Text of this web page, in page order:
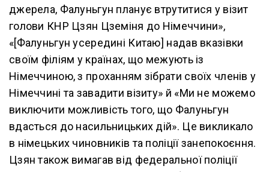
джерела, Фалуньгун планує втрутитися у візит
голови КНР Цзян Цземіня до Німеччини»,
«[Фалуньгун усередині Китаю] надав вказівки
своїм філіям у країнах, що межують із
Німеччиною, з проханням зібрати своїх членів у
Німеччині та завадити візиту» й «Ми не можемо
виключити можливість того, що Фалуньгун
вдасться до насильницьких дій». Це викликало
в німецьких чиновників та поліції занепокоєння.
Цзян також вимагав від федеральної поліції